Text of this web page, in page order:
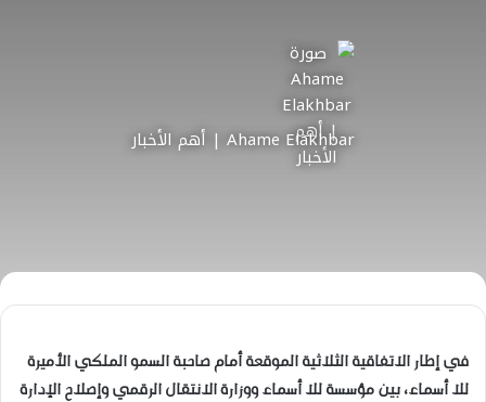
Ahame Elakhbar | أهم الأخبار
في إطار الاتفاقية الثلاثية الموقعة أمام صاحبة السمو الملكي الأميرة
للا أسماء، بين مؤسسة للا أسماء ووزارة الانتقال الرقمي وإصلاح الإدارة